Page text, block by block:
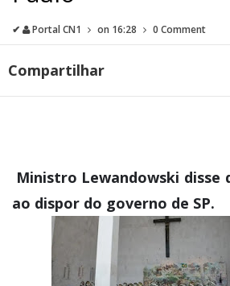
✔ Portal CN1 on 16:28 0 Comment
Compartilhar
Ministro Lewandowski disse
ao dispor do governo de SP.